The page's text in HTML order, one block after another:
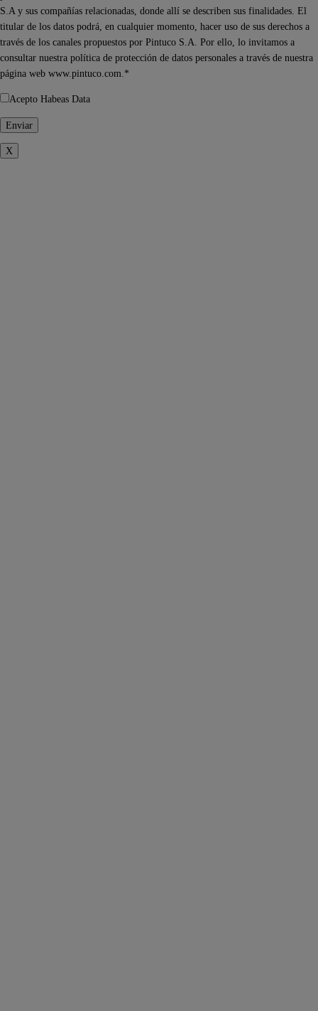
S.A y sus compañías relacionadas, donde allí se describen sus finalidades. El
titular de los datos podrá, en cualquier momento, hacer uso de sus derechos a
través de los canales propuestos por Pintuco S.A. Por ello, lo invitamos a
consultar nuestra política de protección de datos personales a través de nuestra
página web www.pintuco.com.*
Acepto Habeas Data
X